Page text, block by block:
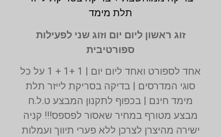
תלת מימד
זוג ראשון ליום יום וזוג שני לפעילות
ספורטיבית
אחד לספורט ואחד ליום יום | 1 +1 + 1 על כל
סוגי המדרסים | בדיקה בסריקת לייזר תלת
מימד חינם | בכפוף לתקנון המבצע ט.ל.ח
מבצע מטורף במחיר שאסור לפספס!!! קניה
ישירה מהיצרן לצרכן ללא פערי תיווך ועמלות